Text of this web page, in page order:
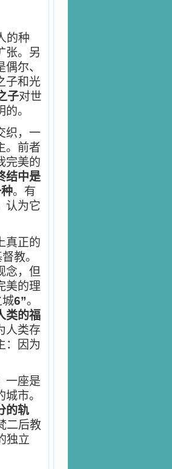
的种
张。另
尔、
子和光
子对世
。
织，一
。前者
完美的
结中是
。有
认为它
真正的
教。
念，但
美的理
城6”。
类的福
人类存
：因为
一座是
市。
的轨
二后教
独立